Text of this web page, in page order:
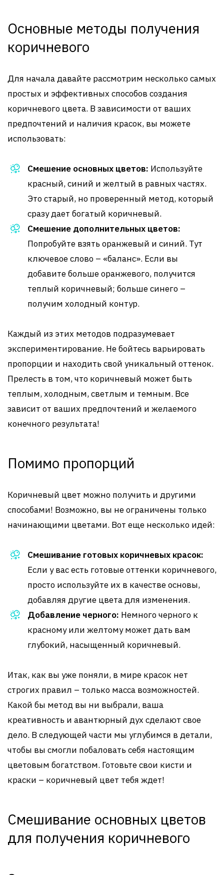
Основные методы получения
коричневого
Для начала давайте рассмотрим несколько самых
простых и эффективных способов создания
коричневого цвета. В зависимости от ваших
предпочтений и наличия красок, вы можете
использовать:
Смешение основных цветов: Используйте
красный, синий и желтый в равных частях.
Это старый, но проверенный метод, который
сразу дает богатый коричневый.
Смешение дополнительных цветов:
Попробуйте взять оранжевый и синий. Тут
ключевое слово – «баланс». Если вы
добавите больше оранжевого, получится
теплый коричневый; больше синего –
получим холодный контур.
Каждый из этих методов подразумевает
экспериментирование. Не бойтесь варьировать
пропорции и находить свой уникальный оттенок.
Прелесть в том, что коричневый может быть
теплым, холодным, светлым и темным. Все
зависит от ваших предпочтений и желаемого
конечного результата!
Помимо пропорций
Коричневый цвет можно получить и другими
способами! Возможно, вы не ограничены только
начинающими цветами. Вот еще несколько идей:
Смешивание готовых коричневых красок:
Если у вас есть готовые оттенки коричневого,
просто используйте их в качестве основы,
добавляя другие цвета для изменения.
Добавление черного: Немного черного к
красному или желтому может дать вам
глубокий, насыщенный коричневый.
Итак, как вы уже поняли, в мире красок нет
строгих правил – только масса возможностей.
Какой бы метод вы ни выбрали, ваша
креативность и авантюрный дух сделают свое
дело. В следующей части мы углубимся в детали,
чтобы вы смогли побаловать себя настоящим
цветовым богатством. Готовьте свои кисти и
краски – коричневый цвет тебя ждет!
Смешивание основных цветов
для получения коричневого